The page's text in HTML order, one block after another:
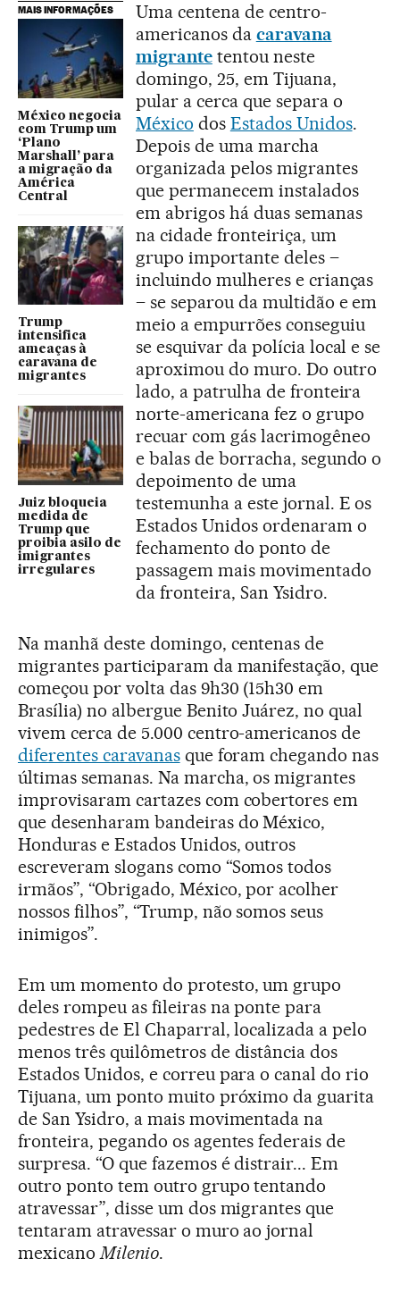
MAIS INFORMAÇÕES
México negocia
com Trump um
‘Plano
Marshall’ para
a migração da
América
Central
Trump
intensifica
ameaças à
caravana de
migrantes
Juiz bloqueia
medida de
Trump que
proibia asilo de
imigrantes
irregulares
Uma centena de centro-
americanos da caravana
migrantetentou neste
domingo, 25, em Tijuana,
pular a cerca que separa o
México dos Estados Unidos.
Depois de uma marcha
organizada pelos migrantes
que permanecem instalados
em abrigos há duas semanas
na cidade fronteiriça, um
grupo importante deles –
incluindo mulheres e crianças
– se separou da multidão e em
meio a empurrões conseguiu
se esquivar da polícia local e se
aproximou do muro. Do outro
lado, a patrulha de fronteira
norte-americana fez o grupo
recuar com gás lacrimogêneo
e balas de borracha, segundo o
depoimento de uma
testemunha a este jornal. E os
Estados Unidos ordenaram o
fechamento do ponto de
passagem mais movimentado
da fronteira, San Ysidro.
Na manhã deste domingo, centenas de
migrantes participaram da manifestação, que
começou por volta das 9h30 (15h30 em
Brasília) no albergue Benito Juárez, no qual
vivem cerca de 5.000 centro-americanos de
diferentes caravanasque foram chegando nas
últimas semanas. Na marcha, os migrantes
improvisaram cartazes com cobertores em
que desenharam bandeiras do México,
Honduras e Estados Unidos, outros
escreveram slogans como “Somos todos
irmãos”, “Obrigado, México, por acolher
nossos filhos”, “Trump, não somos seus
inimigos”.
Em um momento do protesto, um grupo
deles rompeu as fileiras na ponte para
pedestres de El Chaparral, localizada a pelo
menos três quilômetros de distância dos
Estados Unidos, e correu para o canal do rio
Tijuana, um ponto muito próximo da guarita
de San Ysidro, a mais movimentada na
fronteira, pegando os agentes federais de
surpresa. “O que fazemos é distrair... Em
outro ponto tem outro grupo tentando
atravessar”, disse um dos migrantes que
tentaram atravessar o muro ao jornal
mexicanoMilenio.